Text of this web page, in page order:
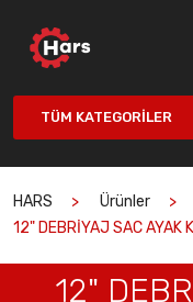
TÜM KATEGORILER
HARS
Ürünler
12" DEBRİYAJ SAC AYAK
12"